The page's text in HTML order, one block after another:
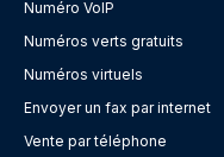
Numéro VoIP
Numéros verts gratuits
Numéros virtuels
Envoyer un fax par internet
Vente par téléphone